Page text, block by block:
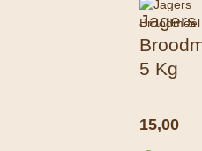
Jagers
5 Kg
15,00